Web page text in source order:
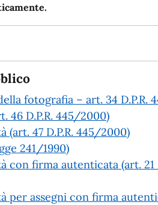
fotografia – art. 34 D.P.R.
46 D.P.R. 445/2000)
47 D.P.R. 445/2000)
241/1990)
firma autenticata (art. 21
per assegni con firma